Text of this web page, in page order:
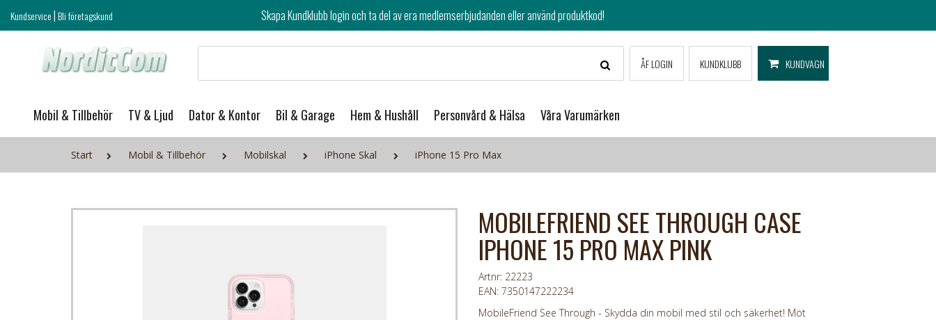
Kundservice|Bli företagskund Skapa Kundklubb login och ta del av era medlemserbjudanden eller använd produktkod!
ÅF LOGIN KUNDKLUBB KUNDVAGN
Mobil & Tillbehör TV & Ljud Dator & Kontor Bil & Garage Hem & Hushåll Personvård & Hälsa Våra Varumärken
Start Mobil & Tillbehör Mobilskal iPhone Skal iPhone 15 Pro Max
MOBILEFRIEND SEE THROUGH CASE
IPHONE 15 PRO MAX PINK
Artnr: 22223
EAN: 7350147222234
MobileFriend See Through - Skydda din mobil med stil och säkerhet! Möt